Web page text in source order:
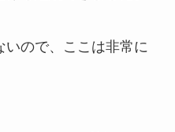
ので、ここは非常に